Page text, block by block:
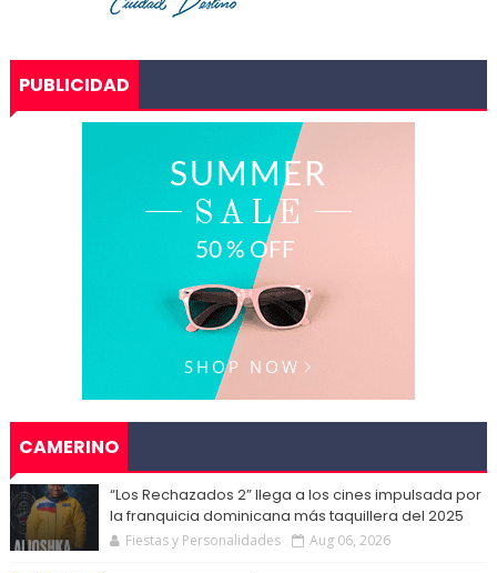
PUBLICIDAD
CAMERINO
“Los Rechazados 2” llega a los cines impulsada por
la franquicia dominicana más taquillera del 2025
Fiestas y Personalidades Aug 06, 2026